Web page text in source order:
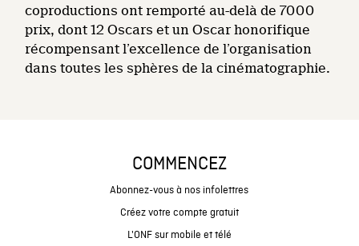
coproductions ont remporté au-delà de 7000
prix, dont 12 Oscars et un Oscar honorifique
récompensant l’excellence de l’organisation
dans toutes les sphères de la cinématographie.
COMMENCEZ
Abonnez-vous à nos infolettres
Créez votre compte gratuit
L'ONF sur mobile et télé